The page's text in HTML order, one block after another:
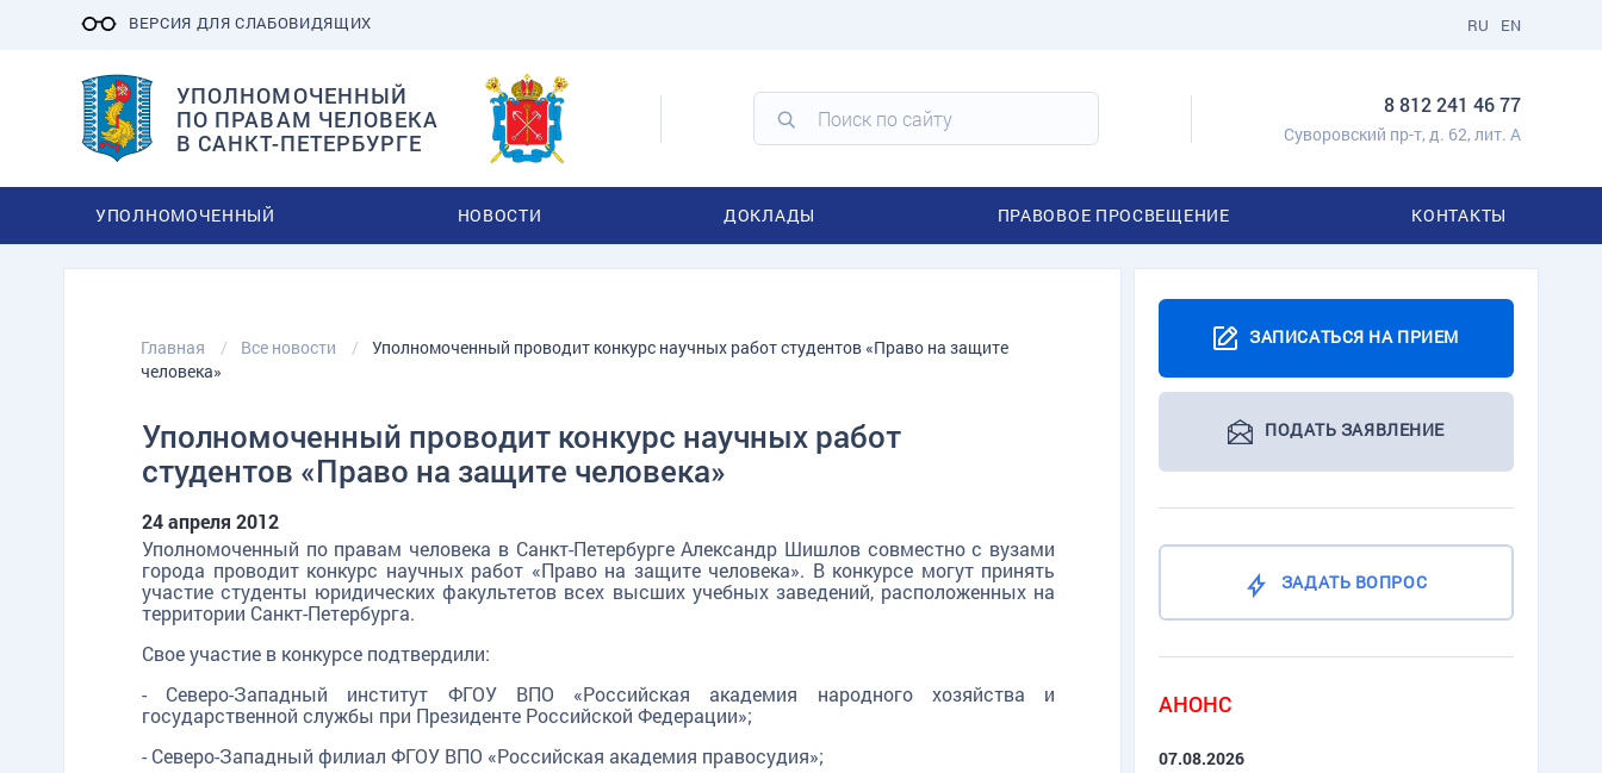
ВЕРСИЯ ДЛЯ СЛАБОВИДЯЩИХ EN
RU
УПОЛНОМОЧЕННЫЙ
ПО ПРАВАМ ЧЕЛОВЕКА
В САНКТ-ПЕТЕРБУРГЕ
8 812 241 46 77
Суворовский пр-т, д. 62, лит. А
УПОЛНОМОЧЕННЫЙ НОВОСТИ ДОКЛАДЫ ПРАВОВОЕ ПРОСВЕЩЕНИЕ КОНТАКТЫ
Главная Все новости
Уполномоченный проводит конкурс научных работ студентов «Право на защите
человека»
Уполномоченный проводит конкурс научных работ
студентов «Право на защите человека»
24 апреля 2012
Уполномоченный по правам человека в Санкт-Петербурге Александр Шишлов совместно с вузами
города проводит конкурс научных работ «Право на защите человека». В конкурсе могут принять
участие студенты юридических факультетов всех высших учебных заведений, расположенных на
территории Санкт-Петербурга.
Свое участие в конкурсе подтвердили:
- Северо-Западный институт ФГОУ ВПО «Российская академия народного хозяйства и
государственной службы при Президенте Российской Федерации»;
- Северо-Западный филиал ФГОУ ВПО «Российская академия правосудия»;
ЗАПИСАТЬСЯ НА ПРИЕМ
ПОДАТЬ ЗАЯВЛЕНИЕ
ЗАДАТЬ ВОПРОС
АНОНС
07.08.2026